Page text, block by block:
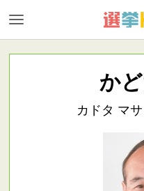
か
カドタ マ